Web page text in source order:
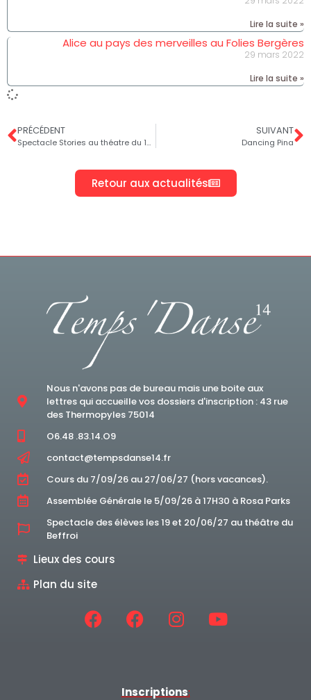
Lire la suite »
Alice au pays des merveilles au Folies Bergères
29 mars 2022
Lire la suite »
PRÉCÉDENT
Spectacle Stories au théatre du 13è Art
SUIVANT
Dancing Pina
Retour aux actualités
Nous n'avons pas de bureau mais une boite aux
lettres qui accueille vos dossiers d'inscription : 43 rue
des Thermopyles 75014
O6.48 .83.14.O9
contact@tempsdanse14.fr
Cours du 7/09/26 au 27/06/27 (hors vacances).
Assemblée Générale le 5/09/26 à 17H30 à Rosa Parks
Spectacle des élèves les 19 et 20/06/27 au théâtre du
Beffroi
Lieux des cours
Plan du site
Inscriptions: